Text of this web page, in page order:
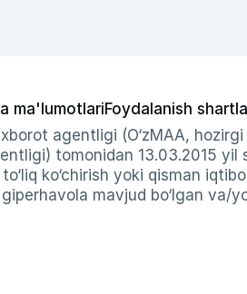
ma'lumotlariFoydalanish
agentligi (O‘zMAA,
tomonidan 13.03.2015
ko‘chirish yoki qisman
mavjud bo‘lgan va/